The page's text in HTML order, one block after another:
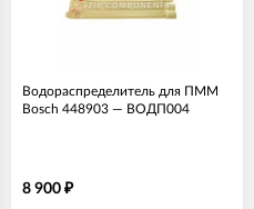
Водораспределитель для ПММ
Bosch 448903 — ВОДП004
8 900 ₽